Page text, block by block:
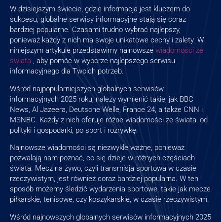
W dzisiejszym świecie, gdzie informacja jest kluczem do
sukcesu, globalne serwisy informacyjne stają się coraz
bardziej popularne. Czasami trudno wybrać najlepszy,
ponieważ każdy z nich ma swoje unikatowe cechy i zalety. W
niniejszym artykule przedstawimy najnowsze wiadomości ze
świata , aby pomóc w wyborze najlepszego serwisu
informacyjnego dla Twoich potrzeb.
Wśród najpopularniejszych globalnych serwisów
informacyjnych 2025 roku, należy wymienić takie, jak BBC
News, Al Jazeera, Deutsche Welle, France 24, a także CNN i
MSNBC. Każdy z nich oferuje różne wiadomości ze świata, od
polityki i gospodarki, po sport i rozrywkę.
Najnowsze wiadomości są niezwykle ważne, ponieważ
pozwalają nam poznać, co się dzieje w różnych częściach
świata. Mecz na żywo, czyli transmisja sportowa w czasie
rzeczywistym, jest również coraz bardziej popularna. W ten
sposób możemy śledzić wydarzenia sportowe, takie jak mecze
piłkarskie, tenisowe, czy koszykarskie, w czasie rzeczywistym.
Wśród najnowszych globalnych serwisów informacyjnych 2025